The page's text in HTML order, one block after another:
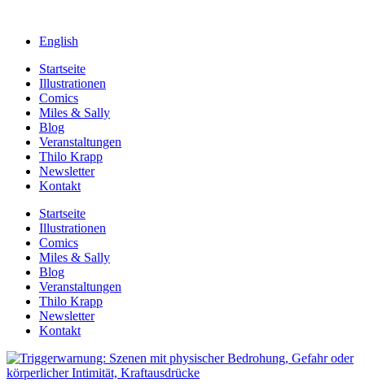
English
Startseite
Illustrationen
Comics
Miles & Sally
Blog
Veranstaltungen
Thilo Krapp
Newsletter
Kontakt
Startseite
Illustrationen
Comics
Miles & Sally
Blog
Veranstaltungen
Thilo Krapp
Newsletter
Kontakt